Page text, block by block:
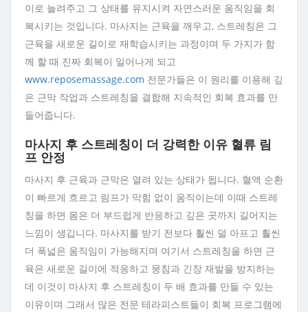
이로 늘려주고 그 상태를 유지시켜 자연스러운 움직임을 회
복시키는 것입니다. 마사지는 근육을 깨우고, 스트레칭은 그
근육을 새로운 길이로 재학습시키는 과정이며 두 가지가 함
께 할 때 진짜 회복이 일어나게 되고
www.reposemassage.com 전문가들은 이 원리를 이용해 깊
은 근막 작업과 스트레칭을 결합해 지속적인 회복 효과를 만
들어줍니다.
마사지 후 스트레칭이 더 강력한 이유 혈류 림
프 안정
마사지 후 근육과 근막은 열려 있는 상태가 됩니다. 혈액 순환
이 빠르게 흐르고 림프가 막힘 없이 움직이는데 이때 스트레
칭을 하면 몸은 더 부드럽게 반응하고 깊은 곳까지 길어지는
느낌이 생깁니다. 마사지를 받기 전보다 훨씬 덜 아프고 훨씬
더 폭넓은 움직임이 가능해지며 여기서 스트레칭을 하면 근
육은 새로운 길이에 적응하고 뭉침과 긴장 재발을 방지하는
데 이것이 마사지 후 스트레칭이 두 배 효과를 만들 수 있는
이유이며 그래서 많은 전문 테라피스트들이 회복 프로그램에